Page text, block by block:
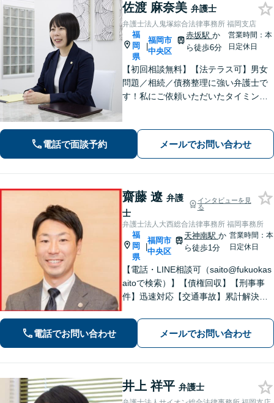
佐渡 麻奈美 弁護士
弁護士法人鬼塚綜合法律事務所 福岡支店
福
岡
県
|
福岡市
中央区
赤坂駅 か
ら徒歩6分
営業時間：本
日定休日
【初回相談無料】【法テラス可】男女
問題／相続／債務整理に強い弁護士で
す！私にご依頼いただいたタイミング
してまいります【夜間・休日相談可】
【完全個室相談】【赤坂駅6分】
電話で面談予約 メールでお問い合わせ
齋藤 遼 弁護
士
インタビューを見
る
弁護士法人大西総合法律事務所 福岡事務所
福
岡
県
|
福岡市
中央区
天神南駅か
ら徒歩1分
営業時間：本
日定休日
【電話・LINE相談可（saito@fukuokas
aitoで検索）】【債権回収】【刑事事
件】迅速対応【交通事故】累計解決実
【初回相談無料】【プロ野球選手会公
認代理人】【九州・中国・沖縄対応】
【天神南駅直結】
電話でお問い合わせ メールでお問い合わせ
井上 祥平 弁護士